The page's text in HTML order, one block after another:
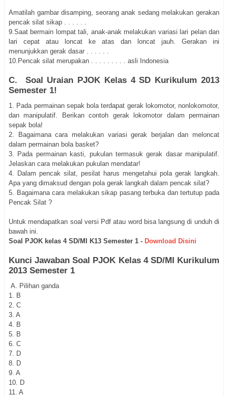
Amatilah gambar disamping, seorang anak sedang melakukan gerakan
pencak silat sikap . . . . . .
9.Saat bermain lompat tali, anak-anak melakukan variasi lari pelan dan
lari cepat atau loncat ke atas dan loncat jauh. Gerakan ini
menunjukkan gerak dasar . . . . . .
10.Pencak silat merupakan . . . . . . . . . asli Indonesia
C. Soal Uraian PJOK Kelas 4 SD Kurikulum 2013
Semester 1!
1. Pada permainan sepak bola terdapat gerak lokomotor, nonlokomotor,
dan manipulatif. Berikan contoh gerak lokomotor dalam permainan
sepak bola!
2. Bagaimana cara melakukan variasi gerak berjalan dan meloncat
dalam permainan bola basket?
3. Pada permainan kasti, pukulan termasuk gerak dasar manipulatif.
Jelaskan cara melakukan pukulan mendatar!
4. Dalam pencak silat, pesilat harus mengetahui pola gerak langkah.
Apa yang dimaksud dengan pola gerak langkah dalam pencak silat?
5. Bagaimana cara melakukan sikap pasang terbuka dan tertutup pada
Pencak Silat ?
Untuk mendapatkan soal versi Pdf atau word bisa langsung di unduh di
bawah ini.
Soal PJOK kelas 4 SD/MI K13 Semester 1 - Download Disini
Kunci Jawaban Soal PJOK Kelas 4 SD/MI Kurikulum
2013 Semester 1
A. Pilihan ganda
1. B
2. C
3. A
4. B
5. B
6. C
7. D
8. D
9. A
10. D
11. A